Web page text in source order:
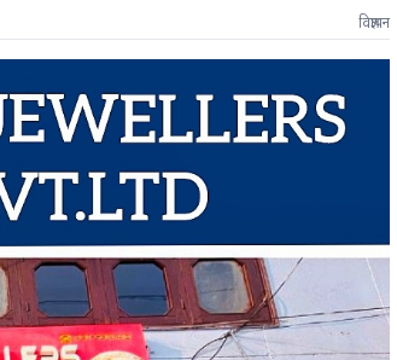
विज्ञापन